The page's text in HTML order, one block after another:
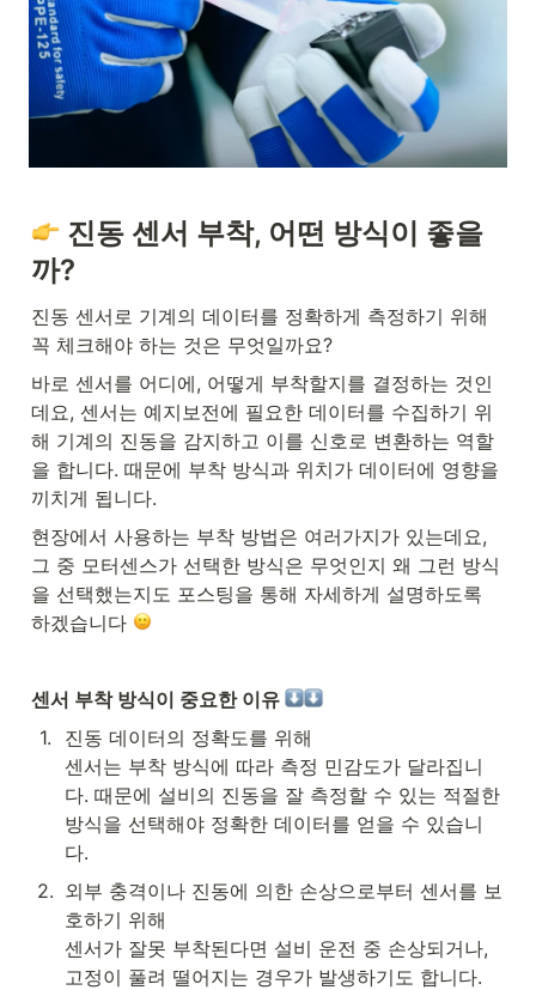
진동 센서 부착, 어떤 방식이 좋을
까?
진동 센서로 기계의 데이터를 정확하게 측정하기 위해
꼭 체크해야 하는 것은 무엇일까요?
바로 센서를 어디에, 어떻게 부착할지를 결정하는 것인
데요, 센서는 예지보전에 필요한 데이터를 수집하기 위
해 기계의 진동을 감지하고 이를 신호로 변환하는 역할
을 합니다. 때문에 부착 방식과 위치가 데이터에 영향을
끼치게 됩니다.
현장에서 사용하는 부착 방법은 여러가지가 있는데요,
그 중 모터센스가 선택한 방식은 무엇인지 왜 그런 방식
을 선택했는지도 포스팅을 통해 자세하게 설명하도록
하겠습니다
센서 부착 방식이 중요한 이유
1.
진동 데이터의 정확도를 위해
센서는 부착 방식에 따라 측정 민감도가 달라집니
다. 때문에 설비의 진동을 잘 측정할 수 있는 적절한
방식을 선택해야 정확한 데이터를 얻을 수 있습니
다.
2. 외부 충격이나 진동에 의한 손상으로부터 센서를 보
호하기 위해
센서가 잘못 부착된다면 설비 운전 중 손상되거나,
고정이 풀려 떨어지는 경우가 발생하기도 합니다.